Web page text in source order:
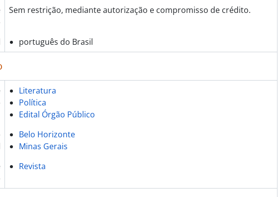
Sem restrição, mediante autorização e compromisso de crédito.
português do Brasil
Literatura
Política
Edital Órgão Público
Belo Horizonte
Minas Gerais
Revista